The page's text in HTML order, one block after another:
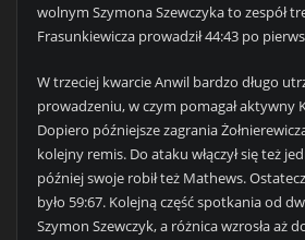
wolnym Szymona Szewczyka to zespół
Frasunkiewicza prowadził 44:43 po
W trzeciej kwarcie Anwil bardzo długo
prowadzeniu, w czym pomagał aktywny
Dopiero późniejsze zagrania
kolejny remis. Do ataku włączył się też
później swoje robił też Mathews.
było 59:67. Kolejną część spotkania od
Szymon Szewczyk, a różnica wzrosła aż